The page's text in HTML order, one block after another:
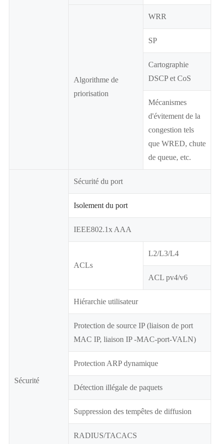
Algorithme de
priorisation
WRR
SP
Cartographie
DSCP et CoS
Mécanismes
d'évitement de la
congestion tels
que WRED, chute
de queue, etc.
Sécurité
Sécurité du port
Isolement du port
IEEE802.1x AAA
ACLs
L2/L3/L4
ACL pv4/v6
Hiérarchie utilisateur
Protection de source IP (liaison de port
MAC IP, liaison IP -MAC-port-VALN)
Protection ARP dynamique
Détection illégale de paquets
Suppression des tempêtes de diffusion
RADIUS/TACACS